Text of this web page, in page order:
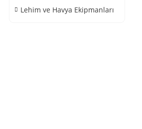
Lehim ve Havya Ekipmanları